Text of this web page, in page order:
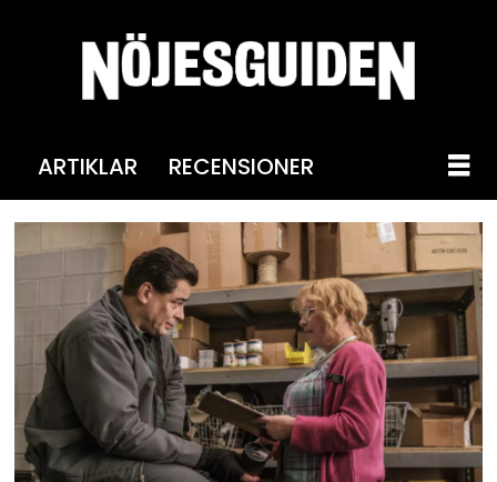
ARTIKLAR RECENSIONER